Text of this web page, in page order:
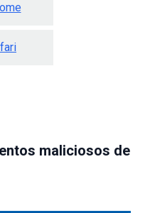
maliciosos de